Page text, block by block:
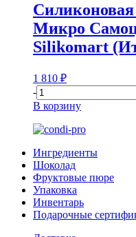
Микро
Silikomart
1 810 ₽
-
В корзину
Ингредиенты
Шоколад
Фруктовые пюре
Упаковка
Инвентарь
Подарочные